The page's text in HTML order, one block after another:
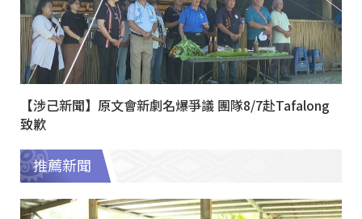
【涉己新聞】原文會新劇名爆爭議 團隊8/7赴Tafalong
致歉
推薦新聞